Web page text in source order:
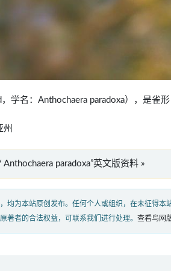
学名：Anthochaera paradoxa），是雀
州
paradoxa”英文版资料 »
均为本站原创发布。任何个人或组织，在未征得
著者的合法权益，可联系我们进行处理。 查看鸟网